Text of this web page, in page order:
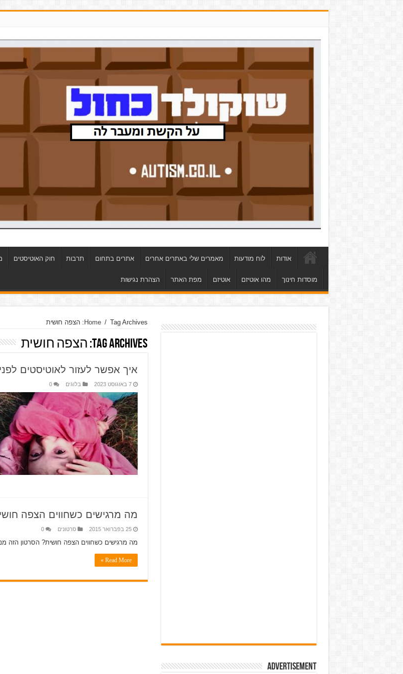
אודות לוח מודעות מאמרים שלי באתרים אחרים אתרים בתחום תרבות חוק האוטיסטים
מוסדות חינוך מהו אוטיזם אוטיזם מפת האתר הצהרת נגישות
Home / Tag Archives: הצפה חושית
Tag Archives: הצפה חושית
איך אפשר לעזור לאוטיסטים
7 באוגוסט 2023 בלוגים 0
מה מרגישים כשחווים הצפה
25 בפברואר 2015 סרטונים 0
מה מרגישים כשחווים הצפה חושית? הסרטון הזה
Read More »
Advertisement